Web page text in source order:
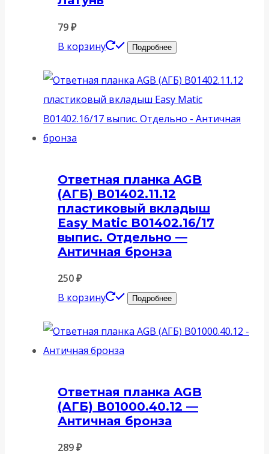
79₽
В корзину
Подробнее
Ответная планка AGB
(АГБ) B01402.11.12
пластиковый вкладыш
Easy Matic B01402.16/17
выпис. Отдельно —
Античная бронза
250₽
В корзину
Подробнее
Ответная планка AGB
(АГБ) B01000.40.12 —
Античная бронза
289₽